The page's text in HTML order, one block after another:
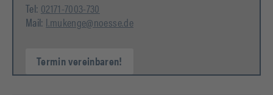
Tel: 02171-7003-730
Mail: l.mukenge@noesse.de
Termin vereinbaren!